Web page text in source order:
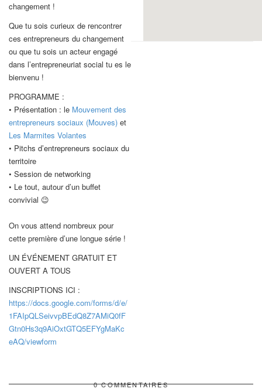
changement !
Que tu sois curieux de rencontrer
ces entrepreneurs du changement
ou que tu sois un acteur engagé
dans l’entrepreneuriat social tu es le
bienvenu !
PROGRAMME :
• Présentation : le Mouvement des
entrepreneurs sociaux (Mouves) et
Les Marmites Volantes
• Pitchs d’entrepreneurs sociaux du
territoire
• Session de networking
• Le tout, autour d’un buffet
convivial 😉
On vous attend nombreux pour
cette première d’une longue série !
UN ÉVÉNEMENT GRATUIT ET
OUVERT A TOUS
INSCRIPTIONS ICI :
https://docs.google.com/forms/d/e/
1FAIpQLSeivvpBEdQ8Z7AMiQ0fF
Gtn0Hs3q9AiOxtGTQ5EFYgMaKc
eAQ/viewform
0 COMMENTAIRES